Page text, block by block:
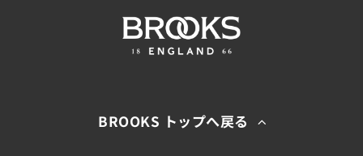
BROOKS トップへ戻る